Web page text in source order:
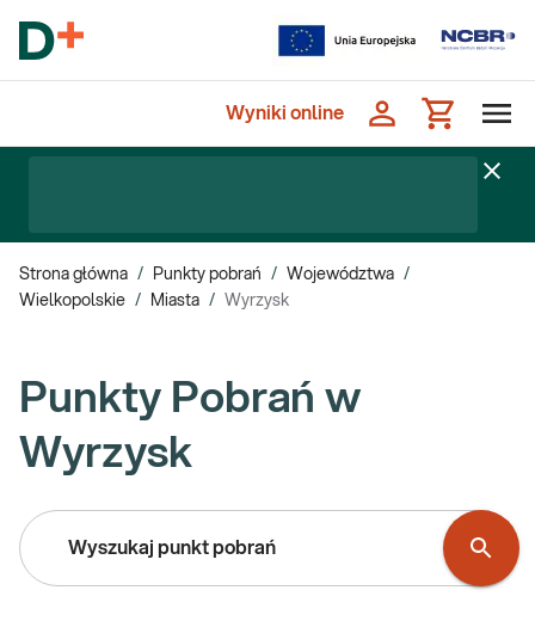
Wyniki online
Strona główna / Punkty pobrań / Województwa /
Wielkopolskie / Miasta / Wyrzysk
Punkty Pobrań w
Wyrzysk